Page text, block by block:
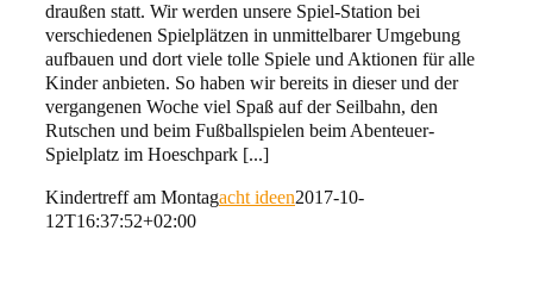
draußen statt. Wir werden unsere Spiel-Station bei
verschiedenen Spielplätzen in unmittelbarer Umgebung
aufbauen und dort viele tolle Spiele und Aktionen für alle
Kinder anbieten. So haben wir bereits in dieser und der
vergangenen Woche viel Spaß auf der Seilbahn, den
Rutschen und beim Fußballspielen beim Abenteuer-
Spielplatz im Hoeschpark [...]
Kindertreff am Montagacht ideen2017-10-
12T16:37:52+02:00